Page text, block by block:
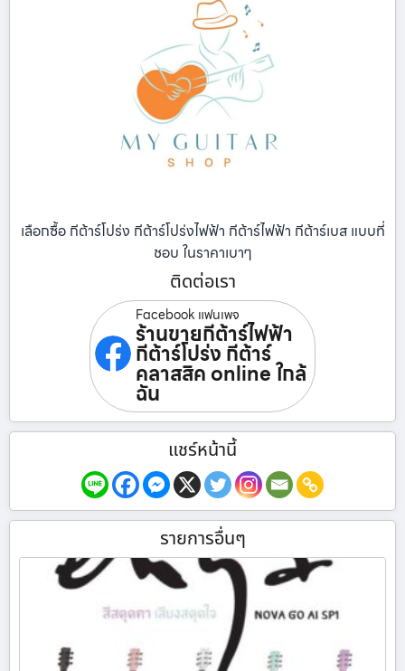
เลือกซื้อ กีต้าร์โปร่ง กีต้าร์โปร่งไฟฟ้า กีต้าร์ไฟฟ้า กีต้าร์เบส แบบที่
ชอบ ในราคาเบาๆ
ติดต่อเรา
Facebook แฟนเพจ
ร้านขายกีต้าร์ไฟฟ้า
กีต้าร์โปร่ง กีต้าร์
คลาสสิค online ใกล้
ฉัน
แชร์หน้านี้
รายการอื่นๆ